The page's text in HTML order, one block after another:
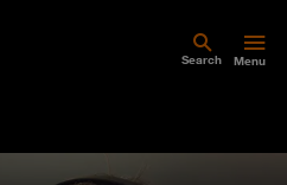
Search Menu